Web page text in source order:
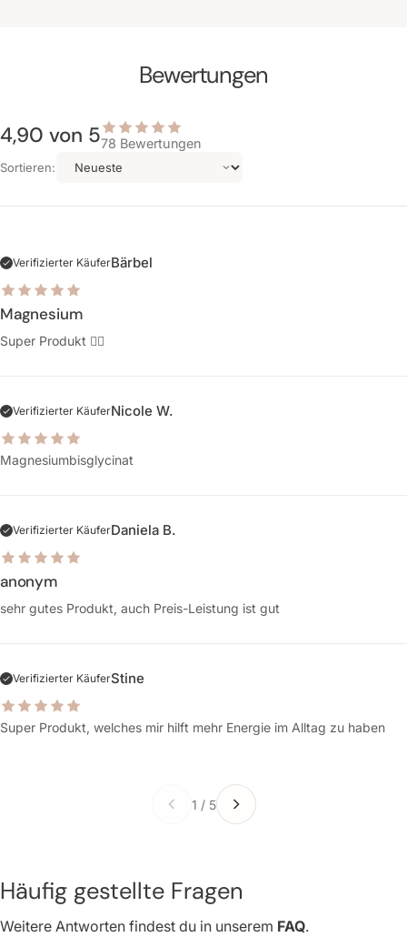
5
Bewertungen
4,90 von 578 Bewertungen
Sortieren:
Verifizierter KäuferBärbel
Magnesium
Super Produkt 👍🏻
Verifizierter KäuferNicole W.
Magnesiumbisglycinat
Verifizierter KäuferDaniela B.
anonym
sehr gutes Produkt, auch Preis-Leistung ist gut
Verifizierter KäuferStine
Super Produkt, welches mir hilft mehr Energie im Alltag zu haben
1 / 5
Häufig gestellte Fragen
Weitere Antworten findest du in unserem FAQ.